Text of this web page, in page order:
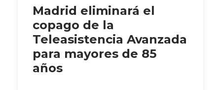
Madrid eliminará el
copago de la
Teleasistencia Avanzada
para mayores de 85
años